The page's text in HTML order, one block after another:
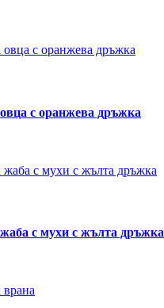
с оранжева дръжка
с мухи с жълта дръжка